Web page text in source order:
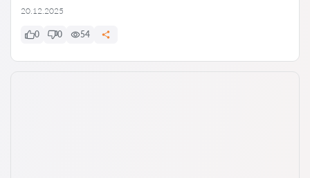
20.12.2025
0 0 54